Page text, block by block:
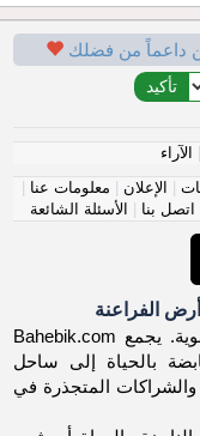
داعماً من فضلك
| الآراء
| الإعلان | معلومات عنا |
اتصل بنا | الأسئلة الشائعة
الفراعنة
اكتشف منصة مصر الأولى للاتصالات المعنوية. يجمع Bahebik.com
بالحياة إلى ساحل
المتجذرة في